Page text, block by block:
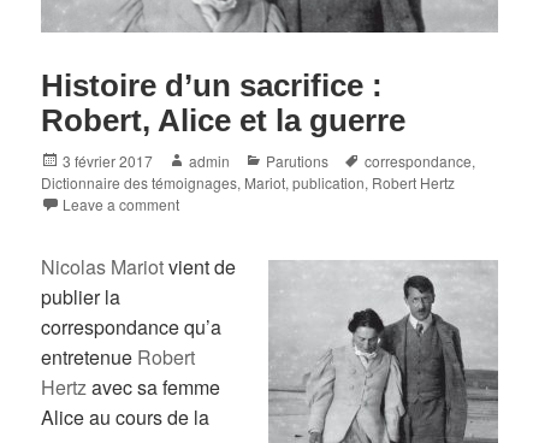
Histoire d’un sacrifice :
Robert, Alice et la guerre
Posted
on
3 février 2017 Author
admin Categories
Parutions Tags
correspondance,
Dictionnaire des témoignages, Mariot,publication, Robert Hertz
Leave a comment
Nicolas Mariotvient de
publier la
correspondance qu’a
entretenue Robert
Hertzavec sa femme
Alice au cours de la